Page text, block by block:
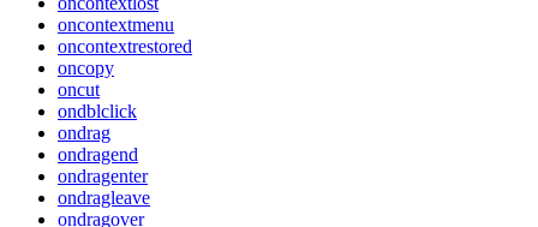
oncontextmenu
oncontextrestored
oncopy
oncut
ondblclick
ondrag
ondragend
ondragenter
ondragleave
ondragover